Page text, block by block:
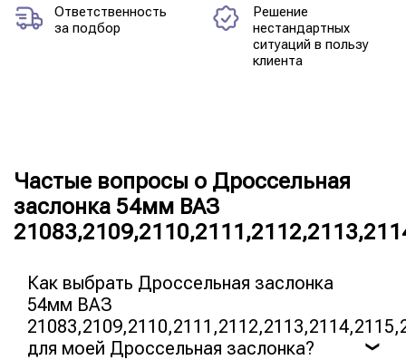
Ответственность
за подбор
Решение
нестандартных
ситуаций в пользу
клиента
Частые вопросы о Дроссельная
заслонка 54мм ВАЗ
Как выбрать Дроссельная заслонка
54мм ВАЗ
для моей Дроссельная заслонка?
❯